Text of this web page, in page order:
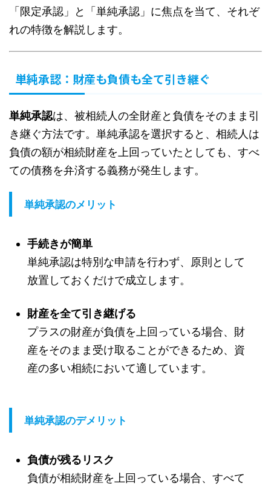
「限定承認」と「単純承認」に焦点を当て、それぞ
れの特徴を解説します。
単純承認：財産も負債も全て引き継ぐ
単純承認は、被相続人の全財産と負債をそのまま引
き継ぐ方法です。単純承認を選択すると、相続人は
負債の額が相続財産を上回っていたとしても、すべ
ての債務を弁済する義務が発生します。
単純承認のメリット
手続きが簡単
単純承認は特別な申請を行わず、原則として
放置しておくだけで成立します。
財産を全て引き継げる
プラスの財産が負債を上回っている場合、財
産をそのまま受け取ることができるため、資
産の多い相続において適しています。
単純承認のデメリット
負債が残るリスク
負債が相続財産を上回っている場合、すべて